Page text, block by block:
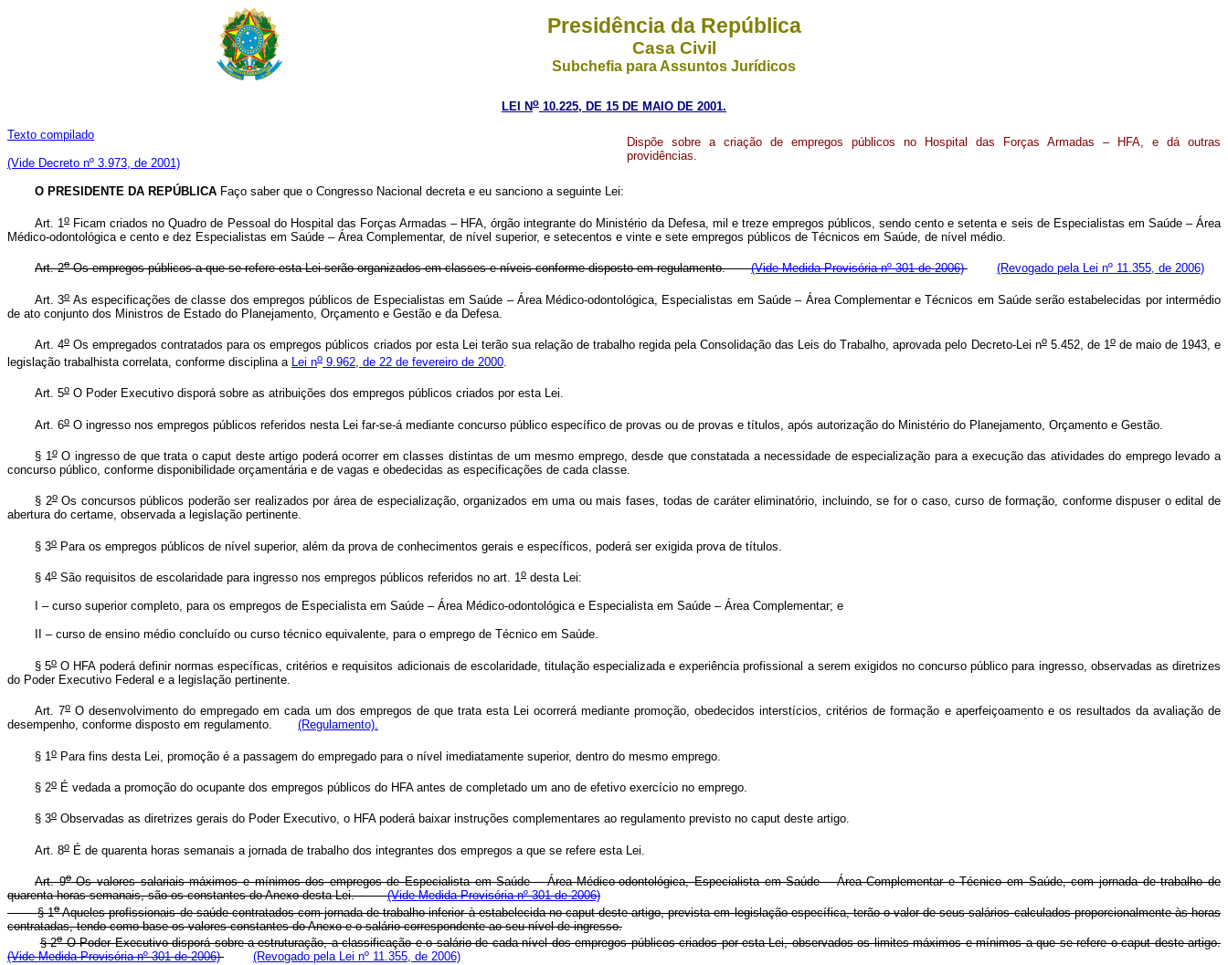
Presidência da República
Casa Civil
Subchefia para Assuntos Jurídicos
LEI No 10.225, DE 15 DE MAIO DE 2001.
Texto compilado
(Vide Decreto nº 3.973, de 2001)
Dispõe sobre a criação de empregos públicos no Hospital das Forças Armadas – HFA, e dá outras
providências.
O PRESIDENTE DA REPÚBLICA Faço saber que o Congresso Nacional decreta e eu sanciono a seguinte Lei:
Art. 1o Ficam criados no Quadro de Pessoal do Hospital das Forças Armadas – HFA, órgão integrante do Ministério da Defesa, mil e treze empregos públicos, sendo cento e setenta e seis de Especialistas em Saúde – Área
Médico-odontológica e cento e dez Especialistas em Saúde – Área Complementar, de nível superior, e setecentos e vinte e sete empregos públicos de Técnicos em Saúde, de nível médio.
Art. 2oOs empregos públicos a que se refere esta Lei serão organizados em classes e níveis conforme disposto em regulamento.(Vide Medida Provisória nº 301 de 2006) (Revogado pela Lei nº 11.355, de 2006)
Art. 3oAs especificações de classe dos empregos públicos de Especialistas em Saúde – Área Médico-odontológica, Especialistas em Saúde – Área Complementar e Técnicos em Saúde serão estabelecidas por intermédio
de ato conjunto dos Ministros de Estado do Planejamento, Orçamento e Gestão e da Defesa.
Art. 4o Os empregados contratados para os empregos públicos criados por esta Lei terão sua relação de trabalho regida pela Consolidação das Leis do Trabalho, aprovada pelo Decreto-Lei no5.452, de 1ode maio de 1943, e
legislação trabalhista correlata, conforme disciplina a Lei no 9.962, de 22 de fevereiro de 2000
Art. 5o O Poder Executivo disporá sobre as atribuições dos empregos públicos criados por esta Lei.
Art. 6o O ingresso nos empregos públicos referidos nesta Lei far-se-á mediante concurso público específico de provas ou de provas e títulos, após autorização do Ministério do Planejamento, Orçamento e Gestão.
§ 1oO ingresso de que trata o caput deste artigo poderá ocorrer em classes distintas de um mesmo emprego, desde que constatada a necessidade de especialização para a execução das atividades do emprego levado a
concurso público, conforme disponibilidade orçamentária e de vagas e obedecidas as especificações de cada classe.
§ 2oOs concursos públicos poderão ser realizados por área de especialização, organizados em uma ou mais fases, todas de caráter eliminatório, incluindo, se for o caso, curso de formação, conforme dispuser o edital de
abertura do certame, observada a legislação pertinente.
§ 3o Para os empregos públicos de nível superior, além da prova de conhecimentos gerais e específicos, poderá ser exigida prova de títulos.
§ 4o São requisitos de escolaridade para ingresso nos empregos públicos referidos no art. 1o desta Lei:
I – curso superior completo, para os empregos de Especialista em Saúde – Área Médico-odontológica e Especialista em Saúde – Área Complementar; e
II – curso de ensino médio concluído ou curso técnico equivalente, para o emprego de Técnico em Saúde.
§ 5oO HFA poderá definir normas específicas, critérios e requisitos adicionais de escolaridade, titulação especializada e experiência profissional a serem exigidos no concurso público para ingresso, observadas as diretrizes
do Poder Executivo Federal e a legislação pertinente.
Art. 7o O desenvolvimento do empregado em cada um dos empregos de que trata esta Lei ocorrerá mediante promoção, obedecidos interstícios, critérios de formação e aperfeiçoamento e os resultados da avaliação de
desempenho, conforme disposto em regulamento. (Regulamento).
§ 1o Para fins desta Lei, promoção é a passagem do empregado para o nível imediatamente superior, dentro do mesmo emprego.
§ 2o É vedada a promoção do ocupante dos empregos públicos do HFA antes de completado um ano de efetivo exercício no emprego.
§ 3o Observadas as diretrizes gerais do Poder Executivo, o HFA poderá baixar instruções complementares ao regulamento previsto no caput deste artigo.
Art. 8o É de quarenta horas semanais a jornada de trabalho dos integrantes dos empregos a que se refere esta Lei.
Art. 9oOs valores salariais máximos e mínimos dos empregos de Especialista em Saúde – Área Médico-odontológica, Especialista em Saúde – Área Complementar e Técnico em Saúde, com jornada de trabalho de
quarenta horas semanais, são os constantes do Anexo desta Lei.(Vide Medida Provisória nº 301 de 2006)
§ 1oAqueles profissionais de saúde contratados com jornada de trabalho inferior à estabelecida no caput deste artigo, prevista em legislação específica, terão o valor de seus salários calculados proporcionalmente às horas
contratadas, tendo como base os valores constantes do Anexo e o salário correspondente ao seu nível de ingresso.
§ 2oO Poder Executivo disporá sobre a estruturação, a classificação e o salário de cada nível dos empregos públicos criados por esta Lei, observados os limites máximos e mínimos a que se refere o caput deste artigo.
(Vide Medida Provisória nº 301 de 2006)
(Revogado pela Lei nº 11.355, de 2006)